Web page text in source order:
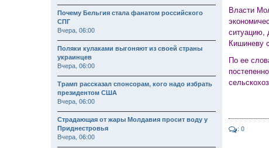
Власти
ситуацию,
Кишиневу
По ее
: 0
Почему Бельгия стала фанатом российского
СПГ
Вчера, 06:00
Поляки кулаками выгоняют из своей страны
украинцев
Вчера, 06:00
Трамп рассказал спонсорам, кого надо избрать
президентом США
Вчера, 06:00
Страдающая от жары Молдавия просит воду у
Приднестровья
Вчера, 06:00